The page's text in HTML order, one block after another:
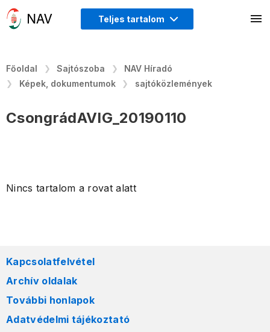
Teljes tartalom
Főoldal Sajtószoba
NAV Híradó
Képek, dokumentumok
sajtóközlemények
CsongrádAVIG_20190110
Nincs tartalom a rovat alatt
Kapcsolatfelvétel
Archív oldalak
További honlapok
Adatvédelmi tájékoztató